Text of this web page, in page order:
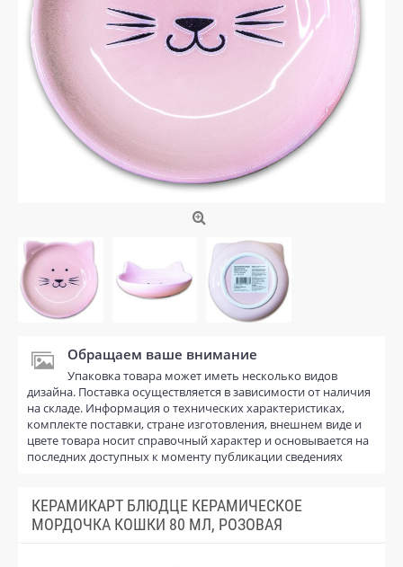
Обращаем ваше внимание
Упаковка товара может иметь несколько видов
дизайна. Поставка осуществляется в зависимости от наличия
на складе. Информация о технических характеристиках,
комплекте поставки, стране изготовления, внешнем виде и
цвете товара носит справочный характер и основывается на
последних доступных к моменту публикации сведениях
КЕРАМИКАРТ БЛЮДЦЕ КЕРАМИЧЕСКОЕ
МОРДОЧКА КОШКИ 80 МЛ, РОЗОВАЯ